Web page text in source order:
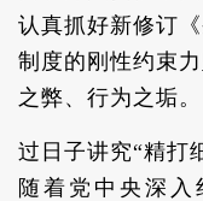
认真抓好新修订
制度的刚性约束
之弊、行为之垢。
过日子讲究“精打
随着党中央深入